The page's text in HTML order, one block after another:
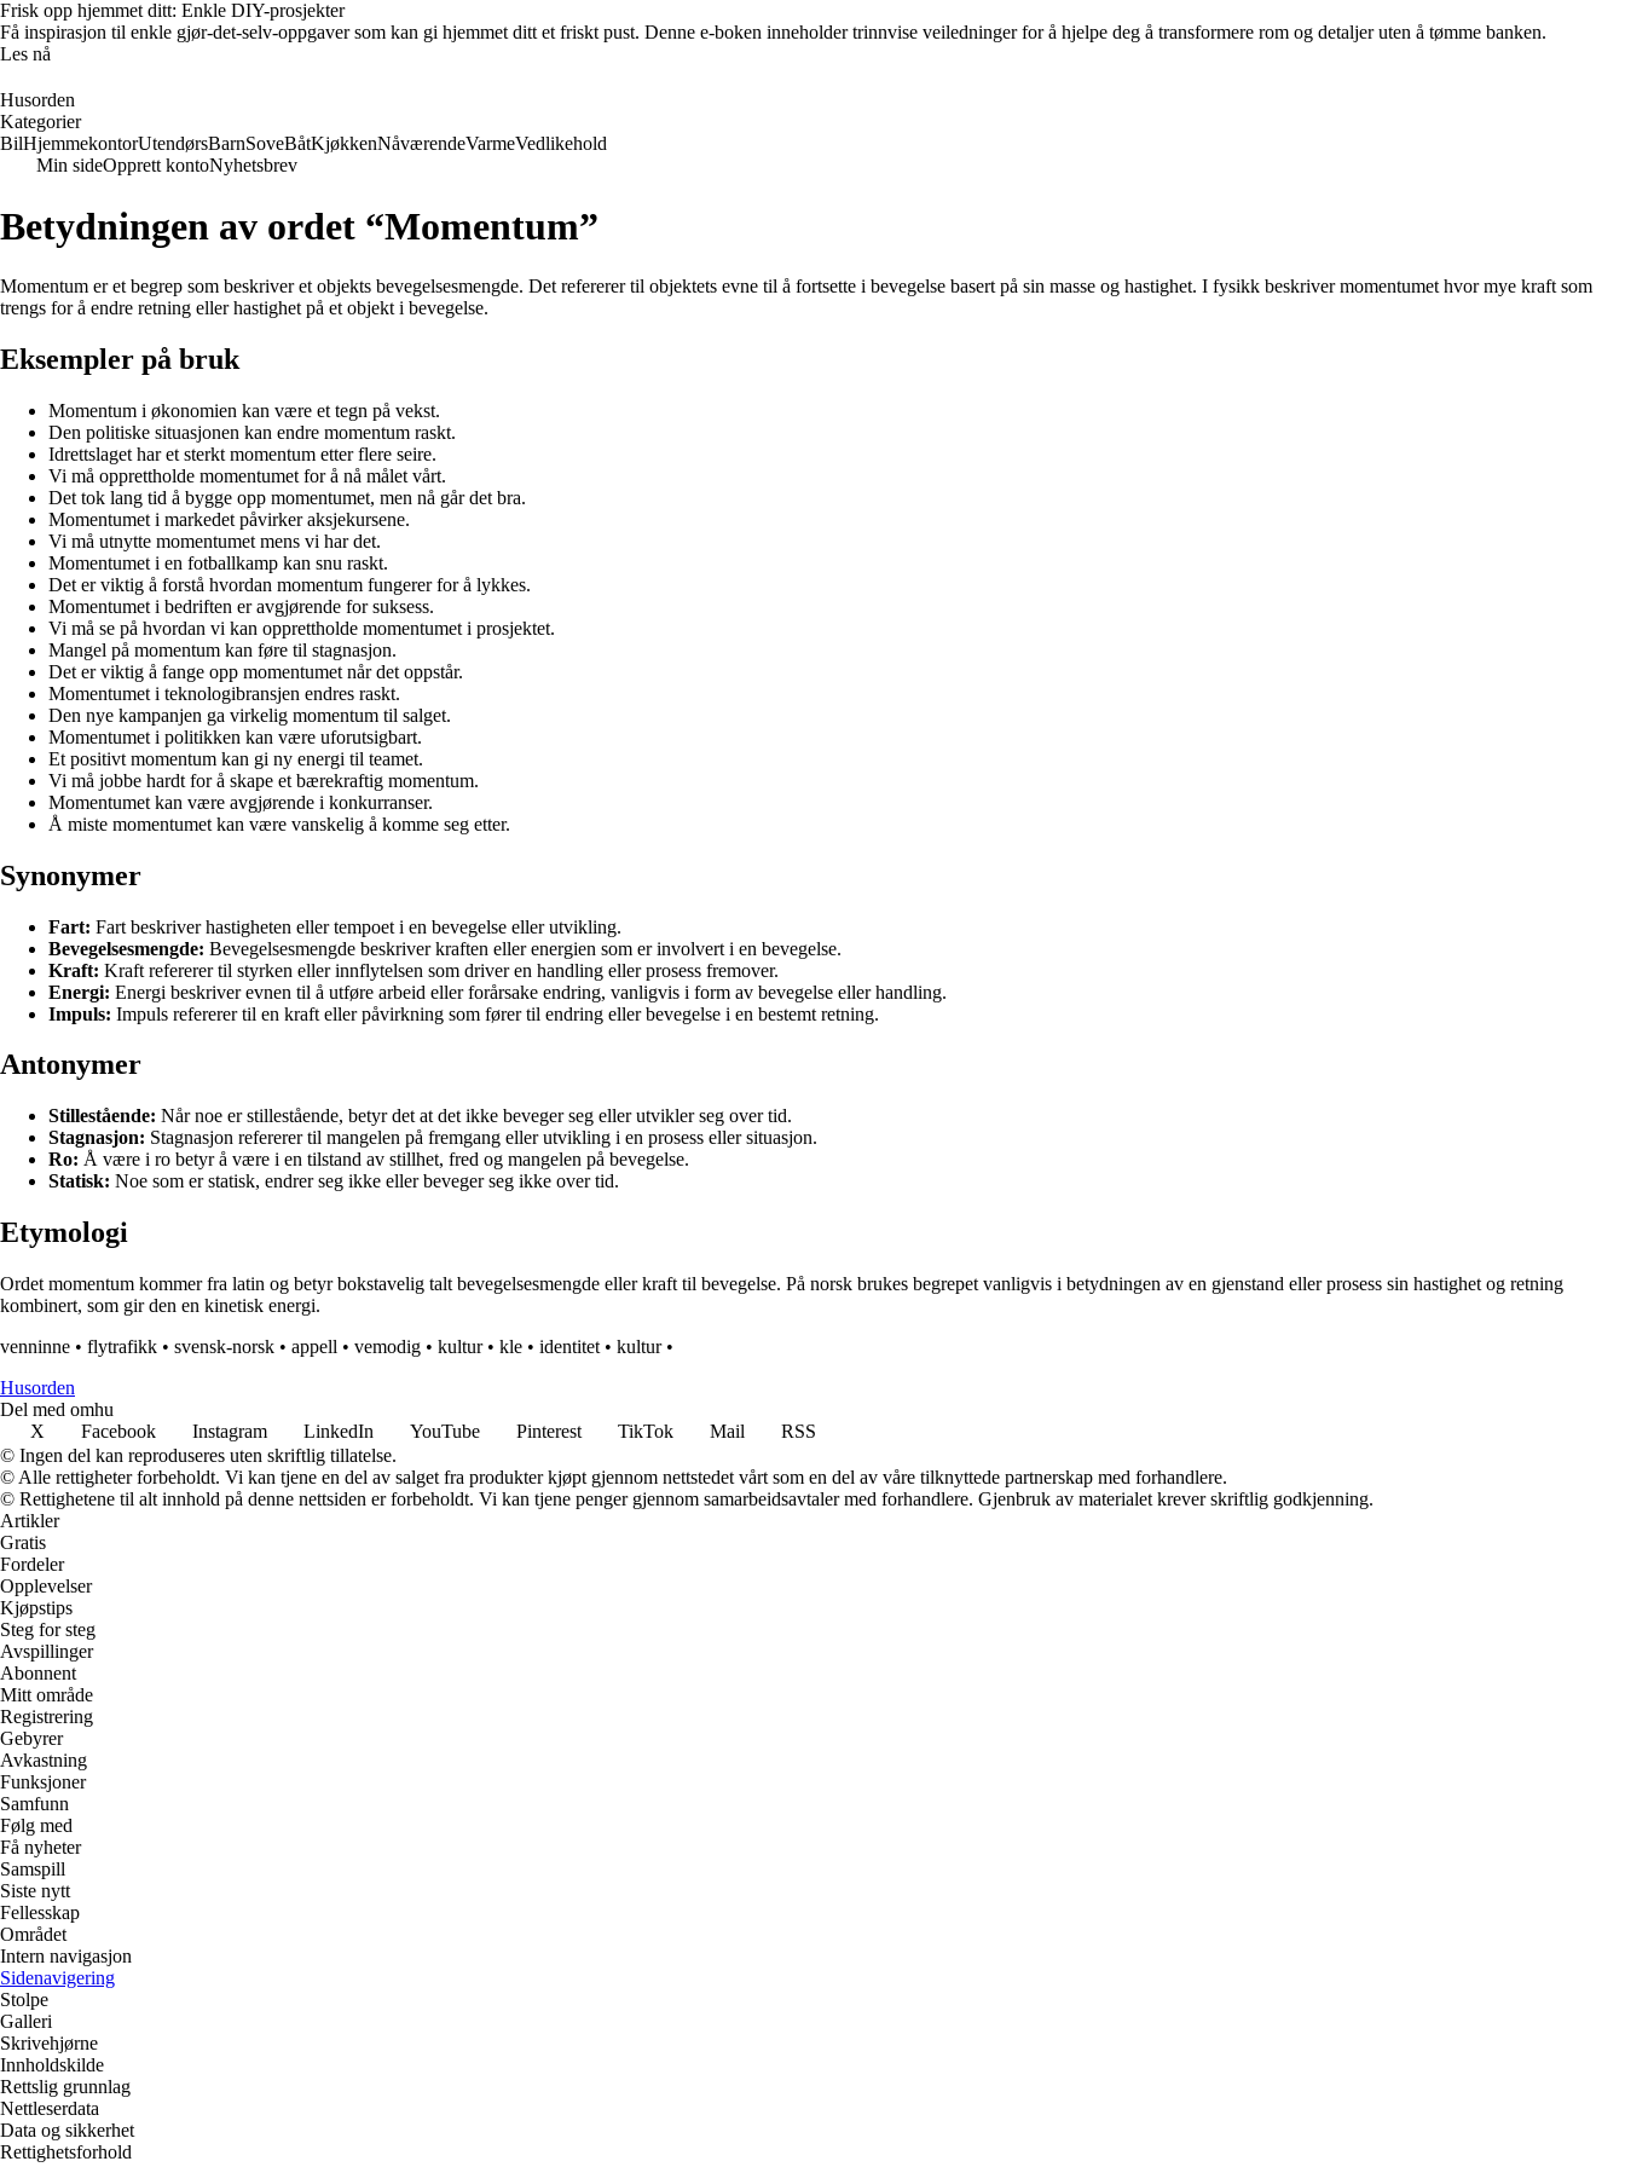
Frisk opp hjemmet ditt: Enkle DIY-prosjekter
Få inspirasjon til enkle gjør-det-selv-oppgaver som kan gi hjemmet ditt et friskt pust. Denne e-boken inneholder trinnvise veiledninger for å hjelpe deg å transformere rom og detaljer uten å tømme banken.
Les nå
Husorden
Kategorier
BilHjemmekontorUtendørsBarnSoveBåtKjøkkenNåværendeVarmeVedlikehold
Min sideOpprett kontoNyhetsbrev
Betydningen av ordet “Momentum”
Momentum er et begrep som beskriver et objekts bevegelsesmengde. Det refererer til objektets evne til å fortsette i bevegelse basert på sin masse og hastighet. I fysikk beskriver momentumet hvor mye kraft som
trengs for å endre retning eller hastighet på et objekt i bevegelse.
Eksempler på bruk
Momentum i økonomien kan være et tegn på vekst.
Den politiske situasjonen kan endre momentum raskt.
Idrettslaget har et sterkt momentum etter flere seire.
Vi må opprettholde momentumet for å nå målet vårt.
Det tok lang tid å bygge opp momentumet, men nå går det bra.
Momentumet i markedet påvirker aksjekursene.
Vi må utnytte momentumet mens vi har det.
Momentumet i en fotballkamp kan snu raskt.
Det er viktig å forstå hvordan momentum fungerer for å lykkes.
Momentumet i bedriften er avgjørende for suksess.
Vi må se på hvordan vi kan opprettholde momentumet i prosjektet.
Mangel på momentum kan føre til stagnasjon.
Det er viktig å fange opp momentumet når det oppstår.
Momentumet i teknologibransjen endres raskt.
Den nye kampanjen ga virkelig momentum til salget.
Momentumet i politikken kan være uforutsigbart.
Et positivt momentum kan gi ny energi til teamet.
Vi må jobbe hardt for å skape et bærekraftig momentum.
Momentumet kan være avgjørende i konkurranser.
Å miste momentumet kan være vanskelig å komme seg etter.
Synonymer
Fart: Fart beskriver hastigheten eller tempoet i en bevegelse eller utvikling.
Bevegelsesmengde: Bevegelsesmengde beskriver kraften eller energien som er involvert i en bevegelse.
Kraft: Kraft refererer til styrken eller innflytelsen som driver en handling eller prosess fremover.
Energi: Energi beskriver evnen til å utføre arbeid eller forårsake endring, vanligvis i form av bevegelse eller handling.
Impuls: Impuls refererer til en kraft eller påvirkning som fører til endring eller bevegelse i en bestemt retning.
Antonymer
Stillestående: Når noe er stillestående, betyr det at det ikke beveger seg eller utvikler seg over tid.
Stagnasjon: Stagnasjon refererer til mangelen på fremgang eller utvikling i en prosess eller situasjon.
Ro: Å være i ro betyr å være i en tilstand av stillhet, fred og mangelen på bevegelse.
Statisk: Noe som er statisk, endrer seg ikke eller beveger seg ikke over tid.
Etymologi
Ordet momentum kommer fra latin og betyr bokstavelig talt bevegelsesmengde eller kraft til bevegelse. På norsk brukes begrepet vanligvis i betydningen av en gjenstand eller prosess sin hastighet og retning
kombinert, som gir den en kinetisk energi.
venninne • flytrafikk • svensk-norsk • appell • vemodig • kultur• kle • identitet • kultur•
Husorden
Del med omhu
X
Facebook Instagram LinkedIn YouTube Pinterest TikTok Mail
RSS
© Ingen del kan reproduseres uten skriftlig tillatelse.
© Alle rettigheter forbeholdt. Vi kan tjene en del av salget fra produkter kjøpt gjennom nettstedet vårt som en del av våre tilknyttede partnerskap med forhandlere.
© Rettighetene til alt innhold på denne nettsiden er forbeholdt. Vi kan tjene penger gjennom samarbeidsavtaler med forhandlere. Gjenbruk av materialet krever skriftlig godkjenning.
Artikler
Gratis
Fordeler
Opplevelser
Kjøpstips
Steg for steg
Avspillinger
Abonnent
Mitt område
Registrering
Gebyrer
Avkastning
Funksjoner
Samfunn
Følg med
Få nyheter
Samspill
Siste nytt
Fellesskap
Området
Intern navigasjon
Sidenavigering
Stolpe
Galleri
Skrivehjørne
Innholdskilde
Rettslig grunnlag
Nettleserdata
Data og sikkerhet
Rettighetsforhold